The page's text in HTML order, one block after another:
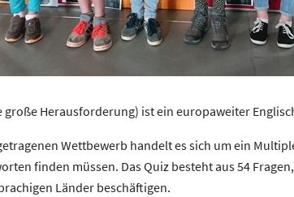
große Herausforderung) ist ein europaweiter
Wettbewerb handelt es sich um ein
finden müssen. Das Quiz besteht aus 54
Länder beschäftigen.